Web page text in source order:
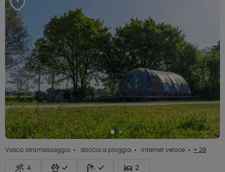
Vasca idromassaggio doccia a pioggia Internet veloce + 29
4 2